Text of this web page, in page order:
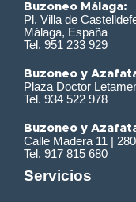
Buzoneo Málaga:
Pl. Villa de
Málaga, España
Tel. 951 233 929
Buzoneo y
Plaza Doctor
Tel. 934 522 978
Buzoneo y
Calle Madera 11 |
Tel. 917 815 680
Servicios